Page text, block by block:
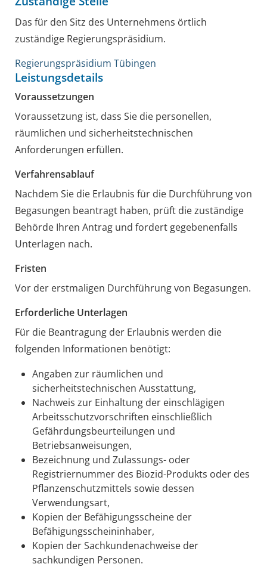
Das für den Sitz des Unternehmens örtlich
zuständige Regierungspräsidium.
Regierungspräsidium Tübingen
Leistungsdetails
Voraussetzungen
Voraussetzung ist, dass Sie die personellen,
räumlichen und sicherheitstechnischen
Anforderungen erfüllen.
Verfahrensablauf
Nachdem Sie die Erlaubnis für die Durchführung von
Begasungen beantragt haben, prüft die zuständige
Behörde Ihren Antrag und fordert gegebenenfalls
Unterlagen nach.
Fristen
Vor der erstmaligen Durchführung von Begasungen.
Erforderliche Unterlagen
Für die Beantragung der Erlaubnis werden die
folgenden Informationen benötigt:
Angaben zur räumlichen und
sicherheitstechnischen Ausstattung,
Nachweis zur Einhaltung der einschlägigen
Arbeitsschutzvorschriften einschließlich
Gefährdungsbeurteilungen und
Betriebsanweisungen,
Bezeichnung und Zulassungs- oder
Registriernummer des Biozid-Produkts oder des
Pflanzenschutzmittels sowie dessen
Verwendungsart,
Kopien der Befähigungsscheine der
Befähigungsscheininhaber,
Kopien der Sachkundenachweise der
sachkundigen Personen.